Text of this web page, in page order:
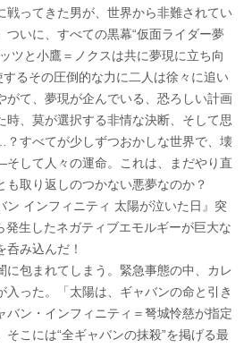
戦ってきた男が、世界から非難されてい
ついに、すべての黒幕“仮面ライダー夢
ツと小鷹＝ノクスは共に夢現に立ち向
するその圧倒的な力に二人は徐々に追い
て、夢現が企んでいる、恐ろしい計画
時、莫が選択する非情な決断、そして思
すべてが少しずつおかしな世界で、壊
して人々の運命。これは、まだやり直
も取り返しのつかない悪夢なのか？
ン インフィニティ 太陽が泣いた日』突
発生したネガティブエモルギーが巨大な
呑み込んだ！
に包まれてしまう。緊急事態の中、カレ
入った。「太陽は、ギャバンの命と引き
バン・インフィニティ＝弩城怜慈が指定
そこには“全ギャバンの抹殺”を掲げる最